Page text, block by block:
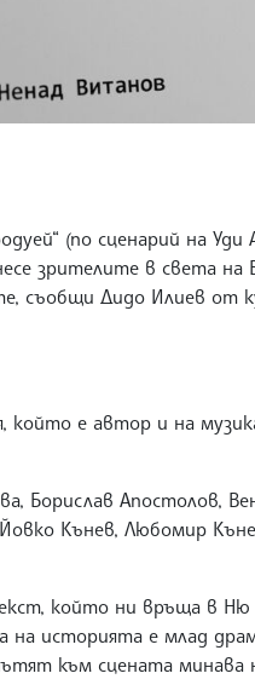
(по сценарий на Уди
зрителите в света на
съобщи Дидо Илиев от
който е автор и на
Борислав Апостолов,
Кънев, Любомир
който ни връща в
на историята е млад
към сцената минава